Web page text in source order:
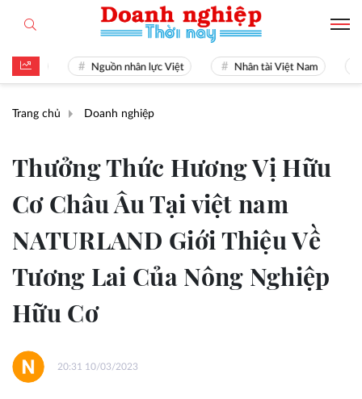
Nguồn nhân lực Việt Nhân tài Việt Nam
Trang chủ Doanh nghiệp
Thưởng Thức Hương Vị Hữu
Cơ Châu Âu Tại việt nam
NATURLAND Giới Thiệu Về
Tương Lai Của Nông Nghiệp
Hữu Cơ
20:31 10/03/2023